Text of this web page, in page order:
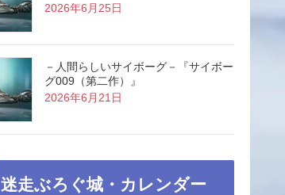
2026年6月25日
－人間らしいサイボーグ－『サイボー
グ009（第二作）』
2026年6月21日
迷走ぶろぐ城・カレンダー